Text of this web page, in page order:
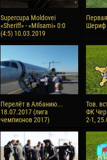
Supercupa Moldovei
«Sheriff» - «Milsami» 0:0
(4:5) 10.03.2019
Шериф
Перелёт в Албанию...
18.07.2017 (лига
чемпионов 2017)
Тов.
ФК
2-1,